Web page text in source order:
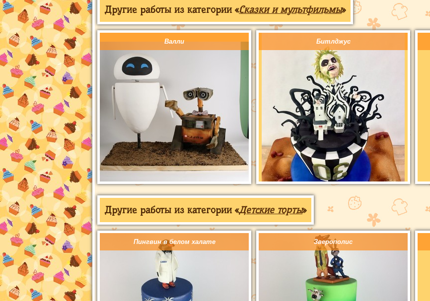
Другие работы из категории «Сказки и мультфильмы»
Валли Битлджус
Другие работы из категории «Детские торты»
Пингвин в белом халате Зверополис